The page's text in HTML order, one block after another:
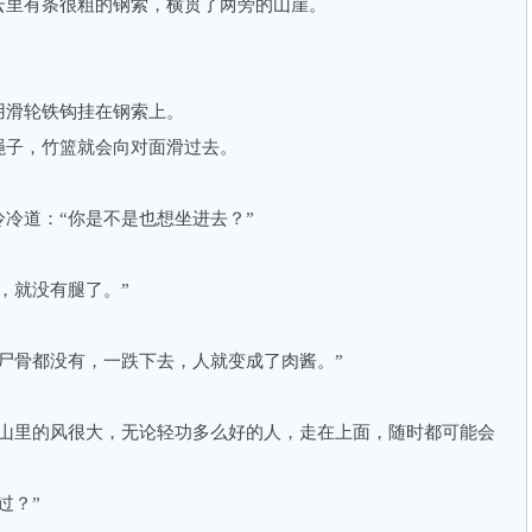
条很粗的钢索，横贯了两旁的山崖。
铁钩挂在钢索上。
竹篮就会向对面滑过去。
：“你是不是也想坐进去？”
没有腿了。”
都没有，一跌下去，人就变成了肉酱。”
的风很大，无论轻功多么好的人，走在上面，随时都可能会
？”